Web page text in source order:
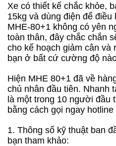
Xe có thiết kế chắc khỏe,
15kg và dùng điện để
MHE-80+1 không có yên
toàn thân, đây chắc chắn
cho kế hoạch giảm cân và
bạn ở bất cứ cường độ
Hiện MHE 80+1 đã về
chủ nhân đầu tiên. Nhanh
là một trong 10 người đầu
bằng cách gọi ngay
1. Thông số kỹ thuật ban
bạn tham khảo: